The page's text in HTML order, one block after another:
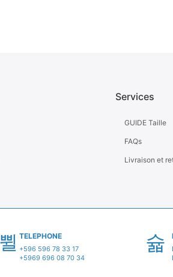
Services
GUIDE Taille
FAQs
Livraison et
TELEPHONE
+596 596 78 33 17
+5969 696 08 70 34